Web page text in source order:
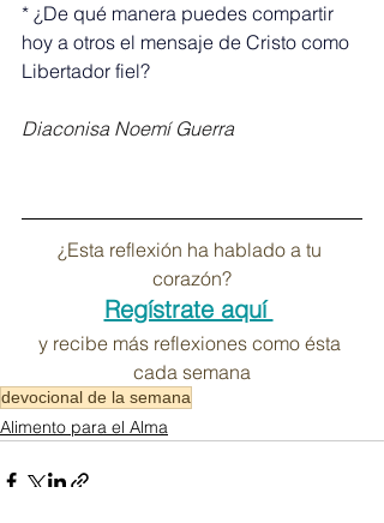
* ¿De qué manera puedes compartir
hoy a otros el mensaje de Cristo como
Libertador fiel?
Diaconisa Noemí Guerra
¿Esta reflexión ha hablado a tu
corazón?
Regístrate aquí
y recibe más reflexiones como ésta
cada semana
devocional de la semana
Alimento para el Alma